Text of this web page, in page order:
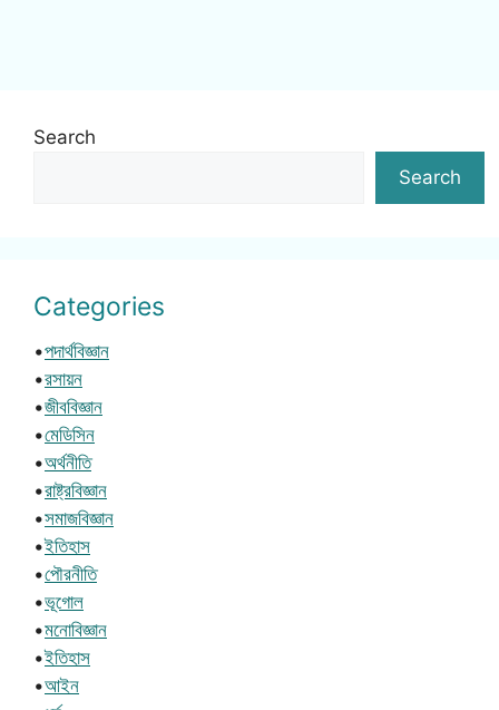
Search
Search
Categories
•পদার্থবিজ্ঞান
•রসায়ন
•জীববিজ্ঞান
•মেডিসিন
•অর্থনীতি
•রাষ্ট্রবিজ্ঞান
•সমাজবিজ্ঞান
•ইতিহাস
•পৌরনীতি
•ভূগোল
•মনোবিজ্ঞান
•ইতিহাস
•আইন